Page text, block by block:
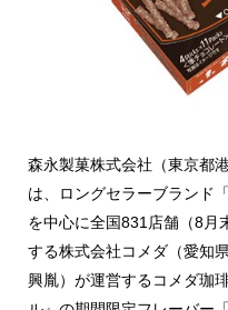
森永製菓株式会社（東京都
は、ロングセラーブランド
を中心に全国831店舗（8月
する株式会社コメダ（愛知
興胤）が運営するコメダ珈